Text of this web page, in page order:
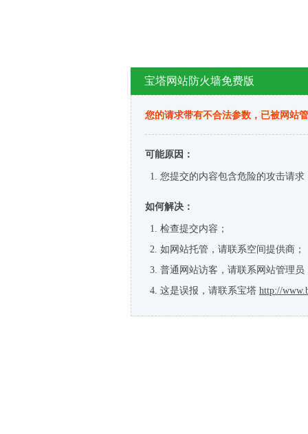
宝塔网站防火墙免费版
您的请求带有不合法参数，已被网站
可能原因：
您提交的内容包含危险的攻击请求
如何解决：
检查提交内容；
如网站托管，请联系空间提供商；
普通网站访客，请联系网站管理员
这是误报，请联系宝塔 http://